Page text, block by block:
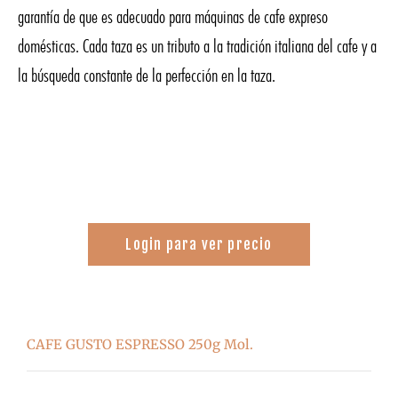
garantía de que es adecuado para máquinas de cafe expreso
domésticas. Cada taza es un tributo a la tradición italiana del cafe y a
la búsqueda constante de la perfección en la taza.
Login para ver precio
CAFE GUSTO ESPRESSO 250g Mol.